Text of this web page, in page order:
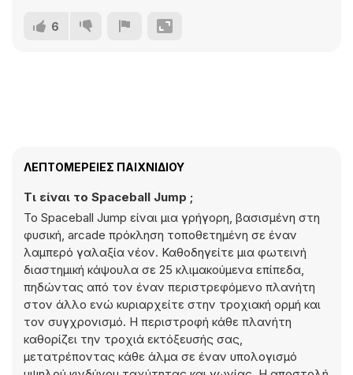
6
ΛΕΠΤΟΜΈΡΕΙΕΣ ΠΑΙΧΝΙΔΙΟΎ
Τι είναι το Spaceball Jump ;
Το Spaceball Jump είναι μια γρήγορη, βασισμένη στη
φυσική, arcade πρόκληση τοποθετημένη σε έναν
λαμπερό γαλαξία νέον. Καθοδηγείτε μια φωτεινή
διαστημική κάψουλα σε 25 κλιμακούμενα επίπεδα,
πηδώντας από τον έναν περιστρεφόμενο πλανήτη
στον άλλο ενώ κυριαρχείτε στην τροχιακή ορμή και
τον συγχρονισμό. Η περιστροφή κάθε πλανήτη
καθορίζει την τροχιά εκτόξευσής σας,
μετατρέποντας κάθε άλμα σε έναν υπολογισμό